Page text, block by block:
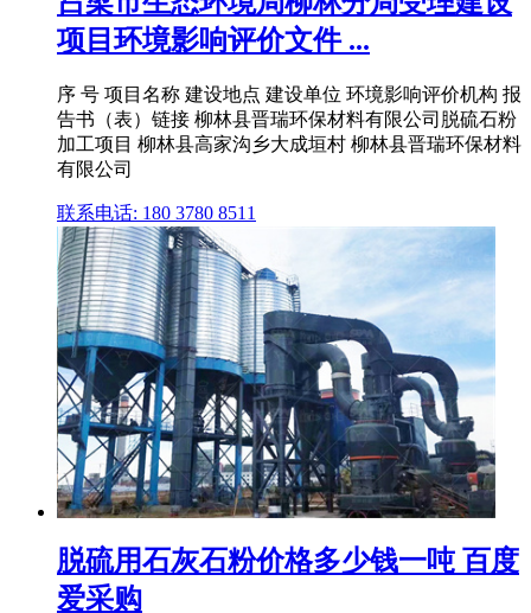
项目环境影响评价文件 ...
序 号 项目名称 建设地点 建设单位 环境影响评价机构 报
告书（表）链接 柳林县晋瑞环保材料有限公司脱硫石粉
加工项目 柳林县高家沟乡大成垣村 柳林县晋瑞环保材料
有限公司
联系电话: 180 3780 8511
脱硫用石灰石粉价格多少钱一吨 百度
爱采购